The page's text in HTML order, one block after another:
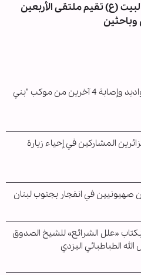
(ع) تقيم ملتقى الأربعين
وباحثين
وفاة 4 رواديد وإصابة 4 آخرين من موكب "بني
المشاركين في إحياء زيارة
صهيونيين في انفجار بجنوب لبنان
«علل الشرائع» للشيخ الصدوق
الطباطبائي اليزدي